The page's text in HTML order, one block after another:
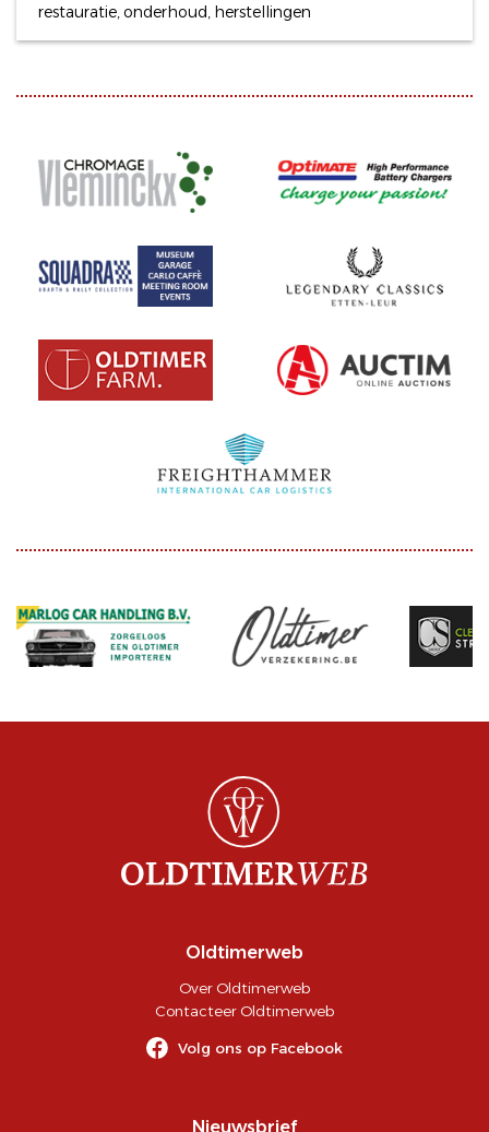
restauratie, onderhoud, herstellingen
Oldtimerweb
Over Oldtimerweb
Contacteer Oldtimerweb
Volg ons op Facebook
Nieuwsbrief